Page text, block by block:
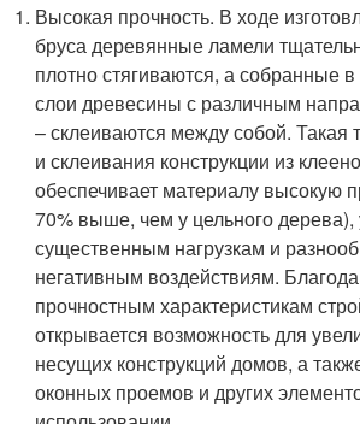
Высокая прочность. В ходе
бруса деревянные ламели
плотно стягиваются, а собранные
слои древесины с различным
– склеиваются между собой. Такая
и склеивания конструкции из
обеспечивает материалу высокую
70% выше, чем у цельного дерева),
существенным нагрузкам и
негативным воздействиям.
прочностным характеристикам
открывается возможность для
несущих конструкций домов, а
оконных проемов и других